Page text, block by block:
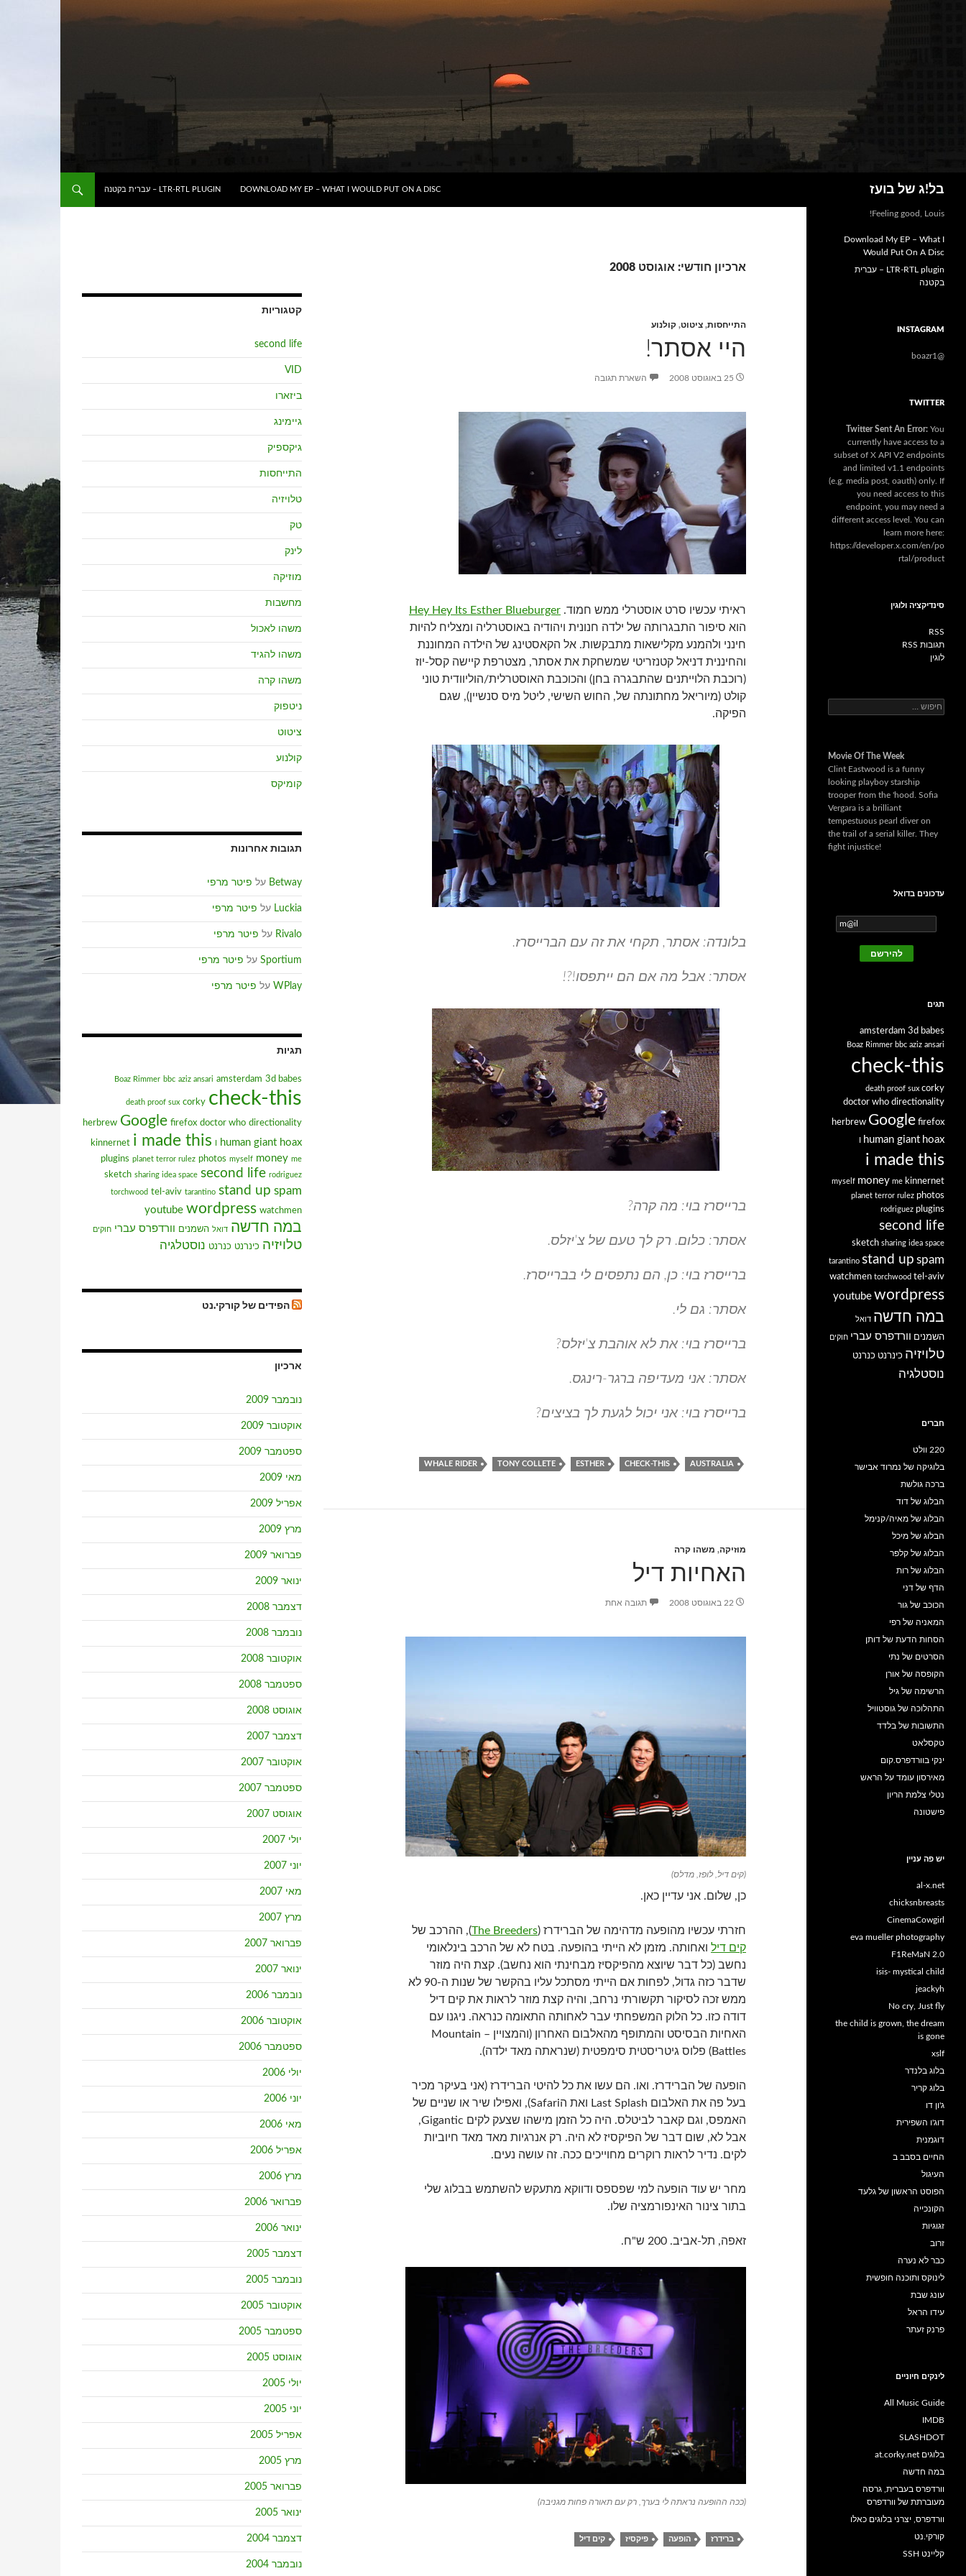
בל!ג של בועז
DOWNLOAD MY EP – WHAT I WOULD PUT ON A DISC
LTR-RTL PLUGIN – עברית בקטנה
ארכיון חודשי: אוגוסט 2008
התייחסות, ציטוט, קולנוע
היי אסתר!
25 באוגוסט 2008 השארת תגובה
ראיתי עכשיו סרט אוסטרלי ממש חמוד. Hey Hey Its Esther Blueburger
הוא סיפור התבגרותה של ילדה חנונית ויהודיה באוסטרליה ומצליח להיות
חינני ולהמנע מקלישאות מתבקשות. אל הקאסטינג של הילדה המחוננת
והחיננית דניאל קטנזריטי שמשחקת את אסתר, מצטרפת קיישה קסל-יוז
(רוכבת הלוייתנים שהתבגרה בחן) והכוכבת האוסטרלית/הוליוודית טוני
קולט (מיוריאל מחתונתה של, החוש השישי, ליטל מיס סנשיין), שגם
הפיקה.
בלונדה: אסתר, תקחי את זה עם הברייסרז.
אסתר: אבל מה אם הם ייתפסו!?!
ברייסרז בוי: מה קרה?
אסתר: כלום. רק לך טעם של צ'יזלס.
ברייסרז בוי: כן, הם נתפסים לי בברייסרז.
אסתר: גם לי.
ברייסרז בוי: את לא אוהבת צ'יזלס?
אסתר: אני מעדיפה ברגר-רינגס.
ברייסרז בוי: אני יכול לגעת לך בציצים?
AUSTRALIA
CHECK-THIS
ESTHER
TONY COLLETE
WHALE RIDER
מוזיקה, משהו קרה
האחיות דיל
22 באוגוסט 2008 תגובה אחת
(קים דיל, לופז, מדלס)
כן, שלום. אני עדיין כאן.
חזרתי עכשיו מהופעה מדהימה של הברידרז (The Breeders), ההרכב של
קים דיל ואחותה. מזמן לא הייתי בהופעה. בטח לא של הרכב בינלאומי
נחשב (כל דבר שיוצא מהפיקסיז מבחינתי הוא נחשב). קצת היה מוזר
שדבר כזה גדול, לפחות אם הייתי מסתכל עליו בהקשר של שנות ה-90 לא
ממש זכה לסיקור תקשורתי נרחב, והיה קצת מוזר לראות את קים דיל
דודה כזו. כל הלוק המשפחתי עבר לאחותה התאומה כנראה. ניגנו עם
האחיות הבסיסט והמתופף מהאלבום האחרון (והמצויין – Mountain
Battles) פלוס גיטריסטית סימפטית (שנראתה מאד ילדה).
הופעה של הברידרז. ואו. הם עשו את כל להיטי הברידרז (אני בעיקר מכיר
בעל פה את האלבום Last Splash ואת הSafari), ואפילו שיר או שניים של
האמפס, וגם קאבר לביטלס. היה כל הזמן מישהו שצעק לקים Gigantic,
אבל לא, שום דבר של הפיקסיז לא היה. רק אנרגיות מאד מאד חיוביות
לקים. נדיר לראות רוקרים מחוייכים ככה. זה עושה נעים.
מחר יש עוד הופעה למי שפספס ודווקא מתעקש להשתמש בבלוג שלי
בתור צינור האינפורמציה שלו.
זאפה, תל-אביב. 200 ש"ח.
(ככה ההופעה נראתה לי בערך, רק עם תאורה פחות מגניבה)
ברידרז הופעה פיקסיז קים דיל
קטגוריות
second life
VID
ביזארו
גיימינג
גיקספיק
התייחסות
טלויזיה
טק
לינק
מוזיקה
מחשבות
משהו לאכול
משהו להגיד
משהו קרה
ניטפוק
ציטוט
קולנוע
קומיקס
תגובות אחרונות
Betway על פיטר מרפי
Luckia על פיטר מרפי
Rivalo על פיטר מרפי
Sportium על פיטר מרפי
WPlay על פיטר מרפי
תגיות
3d babes
amsterdam
aziz ansari
bbc
Boaz Rimmer
check-this
corky
death proof sux
directionality
doctor who
firefox
Google
herbrew
hoax
human giant
i made this
kinnernet
me
money
myself
photos
planet terror rulez
plugins
rodriguez
second life
sharing idea space
sketch
spam
stand up
tarantino
tel-aviv
torchwood
watchmen
wordpress
youtube
במה חדשה דואל השמנים וורדפרס עברי חוקים
טלויזיה כינרנט כנרנט נוסטלגיה
הפידים של קורקי.נט
ארכיון
נובמבר 2009
אוקטובר 2009
ספטמבר 2009
מאי 2009
אפריל 2009
מרץ 2009
פברואר 2009
ינואר 2009
דצמבר 2008
נובמבר 2008
אוקטובר 2008
ספטמבר 2008
אוגוסט 2008
דצמבר 2007
אוקטובר 2007
ספטמבר 2007
אוגוסט 2007
יולי 2007
יוני 2007
מאי 2007
מרץ 2007
פברואר 2007
ינואר 2007
נובמבר 2006
אוקטובר 2006
ספטמבר 2006
יולי 2006
יוני 2006
מאי 2006
אפריל 2006
מרץ 2006
פברואר 2006
ינואר 2006
דצמבר 2005
נובמבר 2005
אוקטובר 2005
ספטמבר 2005
אוגוסט 2005
יולי 2005
יוני 2005
אפריל 2005
מרץ 2005
פברואר 2005
ינואר 2005
דצמבר 2004
נובמבר 2004
Feeling good, Louis!
Download My EP – What I
Would Put On A Disc
LTR-RTL plugin – עברית
בקטנה
INSTAGRAM
@boazr1
TWITTER
Twitter Sent An Error: You
currently have access to a
subset of X API V2 endpoints
and limited v1.1 endpoints
(e.g. media post, oauth) only. If
you need access to this
endpoint, you may need a
different access level. You can
learn more here:
https://developer.x.com/en/po
rtal/product
סינדיקציה ולוגין
RSS
תגובות RSS
לוגין
ח
י
Movie Of The Week
Clint Eastwood is a funny
looking playboy starship
trooper from the 'hood. Sofia
Vergara is a brilliant
tempestuous pearl diver on
the trail of a serial killer. They
fight injustice!
עדכונים בדואל
תגים
3d babes
amsterdam
aziz ansari
bbc
Boaz Rimmer
check-this
corky
death proof sux
directionality
doctor who
firefox
Google
herbrew
hoax
human giant
i made this
kinnernet
me
money
myself
photos
planet terror rulez
plugins
rodriguez
second life
sharing idea space
sketch
spam
stand up
tarantino
tel-aviv
torchwood
watchmen
wordpress
youtube
במה חדשה דואל
השמנים וורדפרס עברי חוקים
טלויזיה כינרנט כנרנט
נוסטלגיה
חברים
220 וולט
בלוגיקה של נמרוד אבישר
ברכה גולשת
הבלוג של דוד
הבלוג של מאיה/קנימל
הבלוג של מיכל
הבלוג של קלפר
הבלוג של רות
הדף של דני
הכוכב של גור
המאניה של רפי
הסחות הדעת של דותן
הסרטים של נתי
הקופסה של אורן
הרשימה של גיל
התהלוכה של גוסטוויל
התשובות של בלדד
טקסלאט
ינקי בוורדפרס.קום
מאירסון עומד על הראש
נטלי צלמת הריון
פישטונה
יש פה עניין
al-x.net
chicksnbreasts
CinemaCowgirl
eva mueller photography
F1ReMaN 2.0
isis- mystical child
jeackyh
No cry, Just fly
the child is grown, the dream
is gone
xslf
בלוג בלנדר
בלוג קריר
ג'ון דו
דוג'ו השפירית
דוגמנית
החיים בסבב ב
העיגול
הפוסט הראשון של גלעד
הקונכייה
זגוגיות
זרוב
כבר לא נערה
לינוקס ותוכנה חופשית
עונג שבת
עידו הראל
פרנק זעתר
לינקים חיוניים
All Music Guide
IMDB
SLASHDOT
בלוגים at.corky.net
במה חדשה
וורדפרס בעברית, גרסה
מעוברתת של וורדפרס
וורדפרס, יצרני בלוגים כאלו
קורקי.נט
קליינט SSH